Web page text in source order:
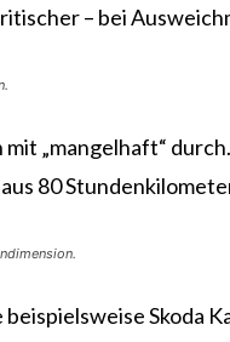
– bei
„mangelhaft“
80
Skoda